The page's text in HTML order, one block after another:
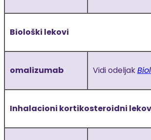
Biološki lekovi
omalizumab Vidi odeljak
Inhalacioni kortikosteroidni